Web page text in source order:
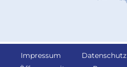
Impressum Datenschutz